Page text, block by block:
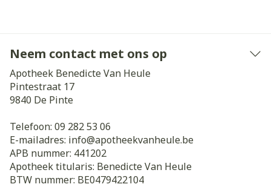
Neem contact met ons op
Apotheek Benedicte Van Heule
Pintestraat 17
9840 De Pinte
Telefoon: 09 282 53 06
E-mailadres: info@apotheekvanheule.be
APB nummer: 441202
Apotheek titularis: Benedicte Van Heule
BTW nummer: BE0479422104